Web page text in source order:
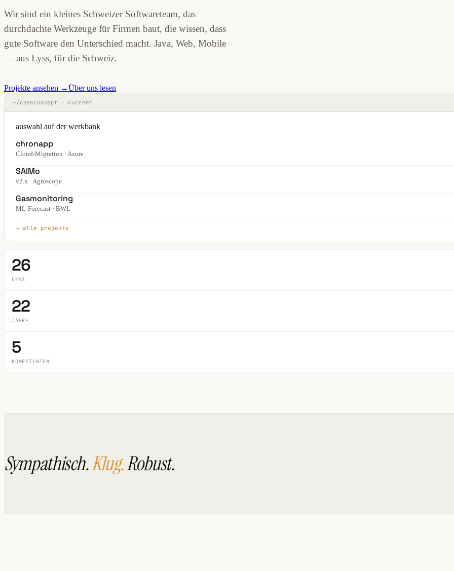
Wir sind ein kleines Schweizer Softwareteam, das
durchdachte Werkzeuge für Firmen baut, die wissen, dass
gute Software den Unterschied macht. Java, Web, Mobile
— aus Lyss, für die Schweiz.
Projekte ansehen →Über uns lesen
~/openconcept · current
auswahl auf der werkbank
chronapp
Cloud-Migration · Azure
SAIMo
v2.x · Agroscope
Gasmonitoring
ML-Forecast · BWL
→ alle projekte
26
DEVS
22
JAHRE
5
KOMPETENZEN
Sympathisch.Klug.Robust.